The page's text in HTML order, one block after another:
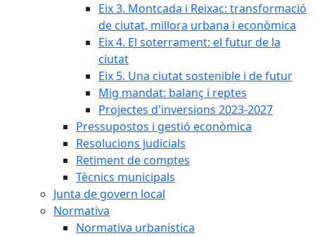
Eix 3. Montcada i Reixac: transformació
de ciutat, millora urbana i econòmica
Eix 4. El soterrament: el futur de la
ciutat
Eix 5. Una ciutat sostenible i de futur
Mig mandat: balanç i reptes
Projectes d'inversions 2023-2027
Pressupostos i gestió econòmica
Resolucions judicials
Retiment de comptes
Tècnics municipals
Junta de govern local
Normativa
Normativa urbanística